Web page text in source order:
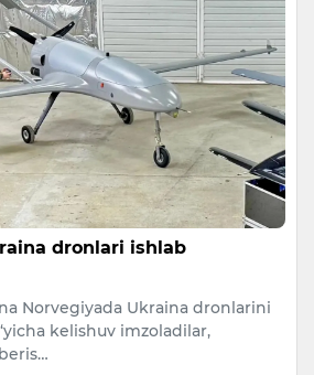
dronlari ishlab
Norvegiyada Ukraina dronlarini
kelishuv imzoladilar,